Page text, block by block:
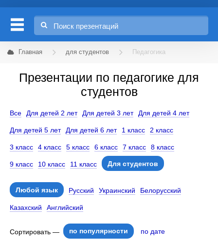
Главная для студентов Педагогика
Презентации по педагогике для
студентов
Все Для детей 2 лет Для детей 3 лет Для детей 4 лет
Для детей 5 лет Для детей 6 лет 1 класс 2 класс
3 класс 4 класс 5 класс 6 класс 7 класс 8 класс
9 класс 10 класс 11 класс Для студентов
Любой язык Русский Украинский Белорусский
Казахский Английский
Сортировать — по популярности по дате